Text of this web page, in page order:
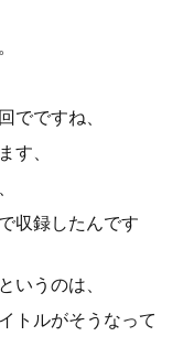
でですね、
す、
収録したんです
いうのは、
トルがそうなって